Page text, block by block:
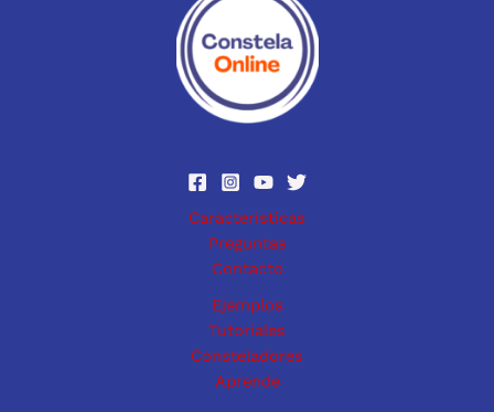
Características
Preguntas
Contacto
Ejemplos
Tutoriales
Consteladores
Aprende